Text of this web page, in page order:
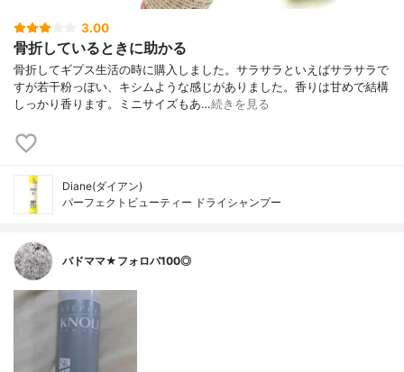
3.00
骨折しているときに助かる
骨折してギプス生活の時に購入しました。サラサラといえばサラサラで
すが若干粉っぽい、キシムような感じがありました。香りは甘めで結構
しっかり香ります。ミニサイズもあ…続きを見る
Diane(ダイアン)
パーフェクトビューティー ドライシャンプー
バドママ★フォロバ100◎